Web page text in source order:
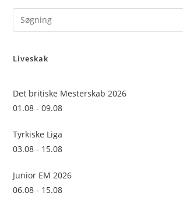
Liveskak
Det britiske Mesterskab 2026
01.08 - 09.08
Tyrkiske Liga
03.08 - 15.08
Junior EM 2026
06.08 - 15.08